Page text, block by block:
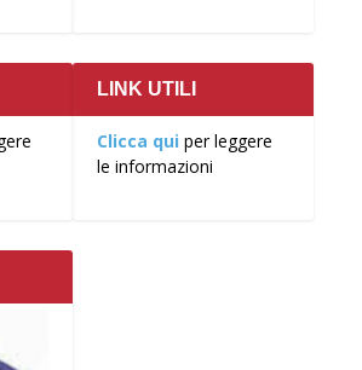
LINK UTILI
Clicca qui per leggere
le informazioni